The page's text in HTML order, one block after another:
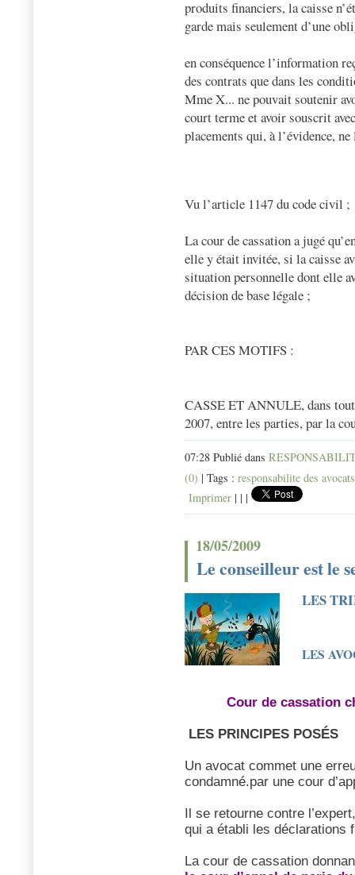
produits financiers, la caisse
garde mais seulement d’une
en conséquence l’information
des contrats que dans les
Mme X... ne pouvait soutenir
court terme et avoir souscrit
placements qui, à l’évidence,
Vu l’article 1147 du code civil ;
La cour de cassation a jugé
elle y était invitée, si la caisse
situation personnelle dont elle
décision de base légale ;
PAR CES MOTIFS :
CASSE ET ANNULE, dans
2007, entre les parties, par la
07:28 Publié dans
(0) | Tags : responsabilite des avocats
Imprimer | | |
18/05/2009
Le conseilleur est le
LES
LES
Cour de cassation
LES PRINCIPES POSÉS
Un avocat commet une
condamné.par une cour
Il se retourne contre
qui a établi les déclarations
La cour de cassation